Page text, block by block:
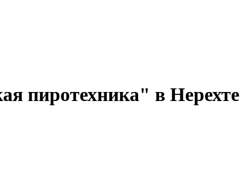
пиротехника" в Нерехте